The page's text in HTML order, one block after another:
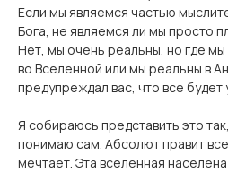
Если мы являемся частью
Бога, не являемся ли мы просто
Нет, мы очень реальны, но где
во Вселенной или мы реальны в
предупреждал вас, что все будет
Я собираюсь представить это
понимаю сам. Абсолют правит
мечтает. Эта вселенная